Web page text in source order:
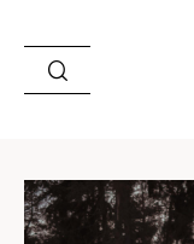
Historie
Opinie